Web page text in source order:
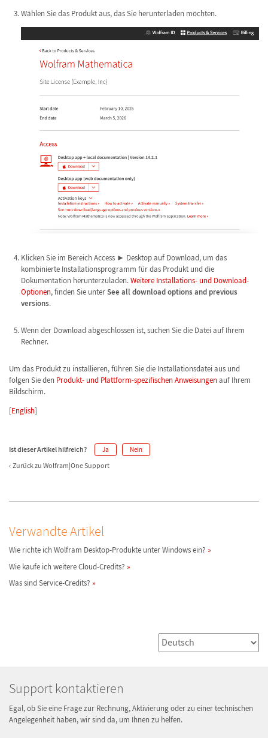
Wählen Sie das Produkt aus, das Sie herunterladen möchten.
Klicken Sie im Bereich Access ► Desktop auf Download, um das
kombinierte Installationsprogramm für das Produkt und die
Dokumentation herunterzuladen.Weitere Installations- und Download-
Optionen, finden Sie unterSee all download options and previous
versions.
Wenn der Download abgeschlossen ist, suchen Sie die Datei auf Ihrem
Rechner.
Um das Produkt zu installieren, führen Sie die Installationsdatei aus und
folgen Sie den Produkt- und Plattform-spezifischen Anweisungenauf Ihrem
Bildschirm.
[English]
Ist dieser Artikel hilfreich? Ja Nein
Zurück zu Wolfram|One Support
Verwandte Artikel
Wie richte ich Wolfram Desktop-Produkte unter Windows ein?
Wie kaufe ich weitere Cloud-Credits?
Was sind Service-Credits?
Support kontaktieren
Egal, ob Sie eine Frage zur Rechnung, Aktivierung oder zu einer technischen
Angelegenheit haben, wir sind da, um Ihnen zu helfen.